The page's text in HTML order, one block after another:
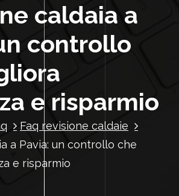
caldaia a
controllo
e risparmio
Faq revisione caldaie
a Pavia: un controllo che
e risparmio